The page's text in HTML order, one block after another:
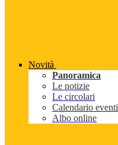
Novità
Panoramica
Le notizie
Le circolari
Calendario eventi
Albo online